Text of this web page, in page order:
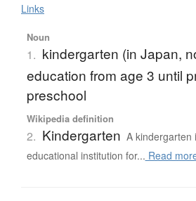
Links
Noun
1. kindergarten (in Japan,
education from age 3 until
preschool
Wikipedia definition
2. Kindergarten A kindergarten
educational institution for... Read